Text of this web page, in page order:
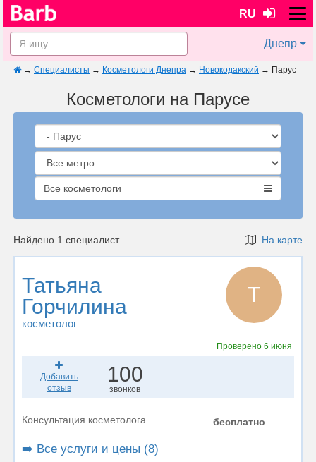
RU
Днепр
→ Специалисты → Косметологи Днепра → Новокодакский → Парус
Косметологи на Парусе
Все косметологи
Найдено 1 специалист На карте
Татьяна
Горчилина
косметолог
Т
Проверено 6 июня
Добавить
отзыв
100
звонков
Консультация косметолога бесплатно
➡️ Все услуги и цены (8)